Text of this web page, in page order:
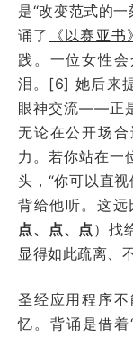
是“改变范式的
诵了
《以赛亚
践。一位女性
泪。[6] 她后来
眼神交流——正
无论在公开场
力。若你站在一
头，“你可以直
背给他听。这远
点、点、点 ）找
显得如此疏离、
圣经应用程序
忆。背诵是借